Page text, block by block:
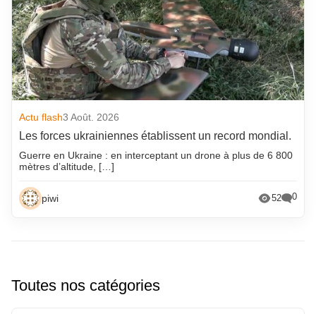
Actu flash3 Août. 2026
Les forces ukrainiennes établissent un record mondial.
Guerre en Ukraine : en interceptant un drone à plus de 6 800
mètres d’altitude, […]
piwi 52 0
Toutes nos catégories